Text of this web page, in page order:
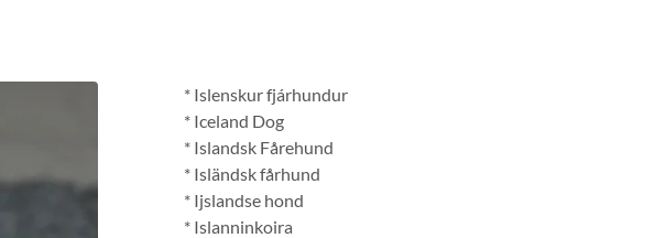
* Islenskur fjárhundur
* Iceland Dog
* Islandsk Fårehund
* Isländsk fårhund
* Ijslandse hond
* Islanninkoira